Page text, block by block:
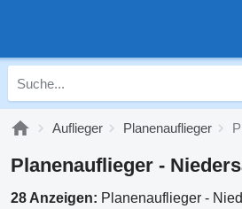
Auflieger Planenauflieger
Planenauflieger -
28 Anzeigen: Planenauflieger -